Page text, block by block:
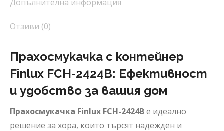
Допълнителна информация
Отзиви (0)
Прахосмукачка с контейнер
Finlux FCH-2424B: Ефективност
и удобство за вашия дом
Прахосмукачка Finlux FCH-2424Bе идеално
решение за хора, които търсят надежден и